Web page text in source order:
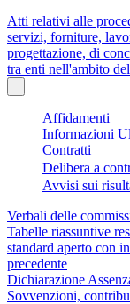
Atti relativi alle
servizi, forniture,
progettazione, di
tra enti nell'ambito
Affidamenti
Informazioni
Contratti
Delibera a
Avvisi sui
Verbali delle
Tabelle riassuntive
standard aperto con
precedente
Dichiarazione
Sovvenzioni,